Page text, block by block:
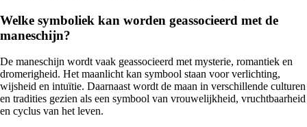
Welke symboliek kan worden geassocieerd met de
maneschijn?
De maneschijn wordt vaak geassocieerd met mysterie, romantiek en
dromerigheid. Het maanlicht kan symbool staan voor verlichting,
wijsheid en intuïtie. Daarnaast wordt de maan in verschillende culturen
en tradities gezien als een symbool van vrouwelijkheid, vruchtbaarheid
en cyclus van het leven.